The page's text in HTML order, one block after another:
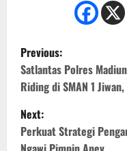
P
o
s
t
Previous:
Satlantas Polres
Riding di SMAN 1
Next:
Perkuat Strategi